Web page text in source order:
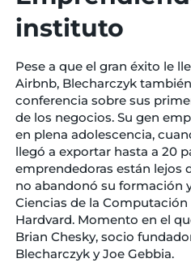
instituto
Pese a que el gran éxito le
Airbnb, Blecharczyk
conferencia sobre sus
de los negocios. Su gen
en plena adolescencia,
llegó a exportar hasta a 20
emprendedoras están lejos
no abandonó su formación
Ciencias de la
Hardvard. Momento en el
Brian Chesky, socio
Blecharczyk y Joe Gebbia.